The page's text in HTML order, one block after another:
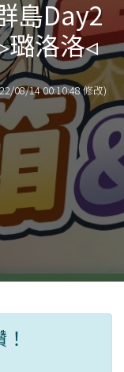
島Day2
璐洛洛◃
08/14 00:10:48 修改)